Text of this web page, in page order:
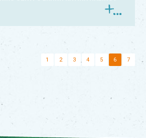
1 2 3 4 5 6 7